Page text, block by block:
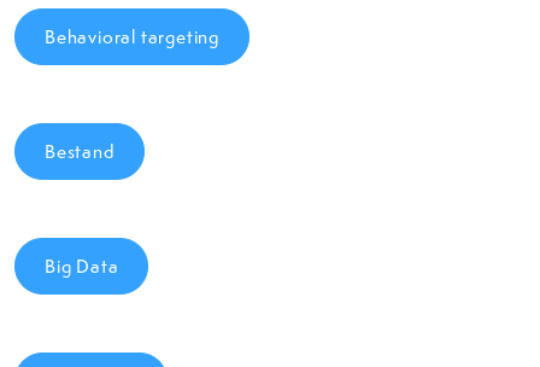
Behavioral targeting
Bestand
Big Data